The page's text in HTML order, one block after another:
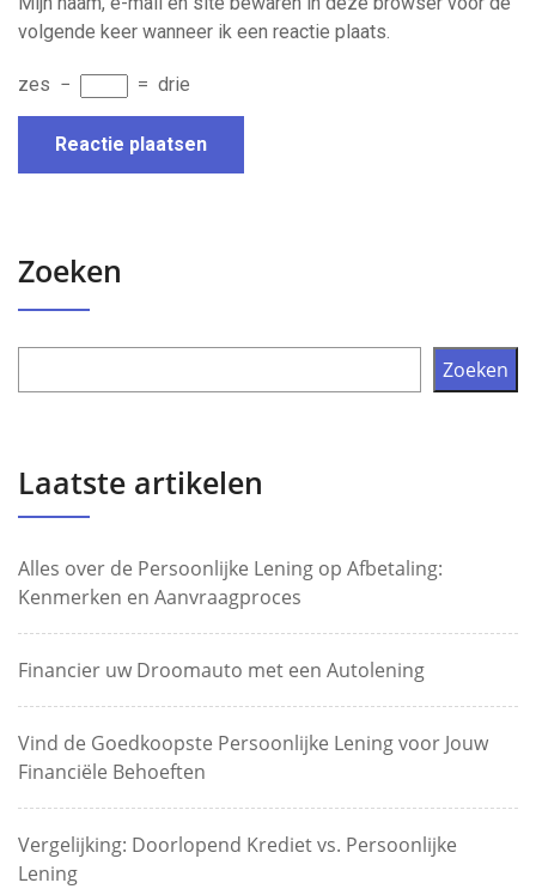
volgende keer wanneer ik een reactie plaats.
zes − = drie
Zoeken
Zoeken
Laatste artikelen
Alles over de Persoonlijke Lening op Afbetaling:
Kenmerken en Aanvraagproces
Financier uw Droomauto met een Autolening
Vind de Goedkoopste Persoonlijke Lening voor Jouw
Financiële Behoeften
Vergelijking: Doorlopend Krediet vs. Persoonlijke
Lening